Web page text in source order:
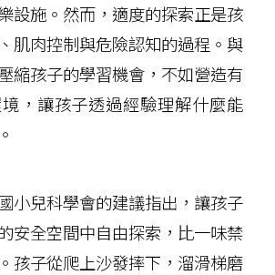
設施。然而，適度的探索正是孩
肌肉控制與危險認知的過程。與
縮孩子的學習機會，不如營造有
，讓孩子透過經驗理解什麼能
小兒科學會的建議指出，讓孩子
安全空間中自由探索，比一味禁
孩子從爬上沙發摔下，溜滑梯磨